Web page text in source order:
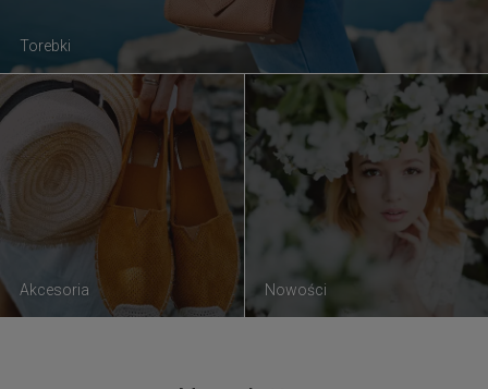
Torebki
Akcesoria Nowości